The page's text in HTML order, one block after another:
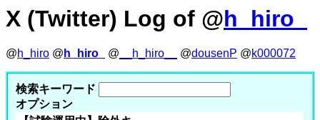
X (Twitter) Log of @h_hiro_
@h_hiro @ h_hiro_ @ __h_hiro__ @dousenP @k000072
検索キーワード
オプション